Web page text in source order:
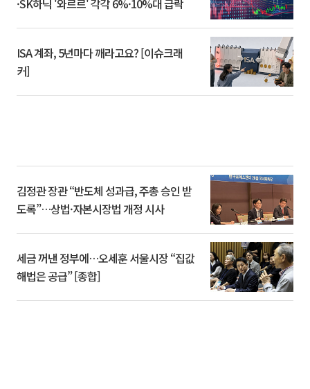
·SK하닉 '와르르' 각각 6%·10%대 급락
ISA 계좌, 5년마다 깨라고요? [이슈크래
커]
김정관 장관 “반도체 성과급, 주총 승인 받
도록”…상법·자본시장법 개정 시사
세금 꺼낸 정부에…오세훈 서울시장 “집값
해법은 공급” [종합]